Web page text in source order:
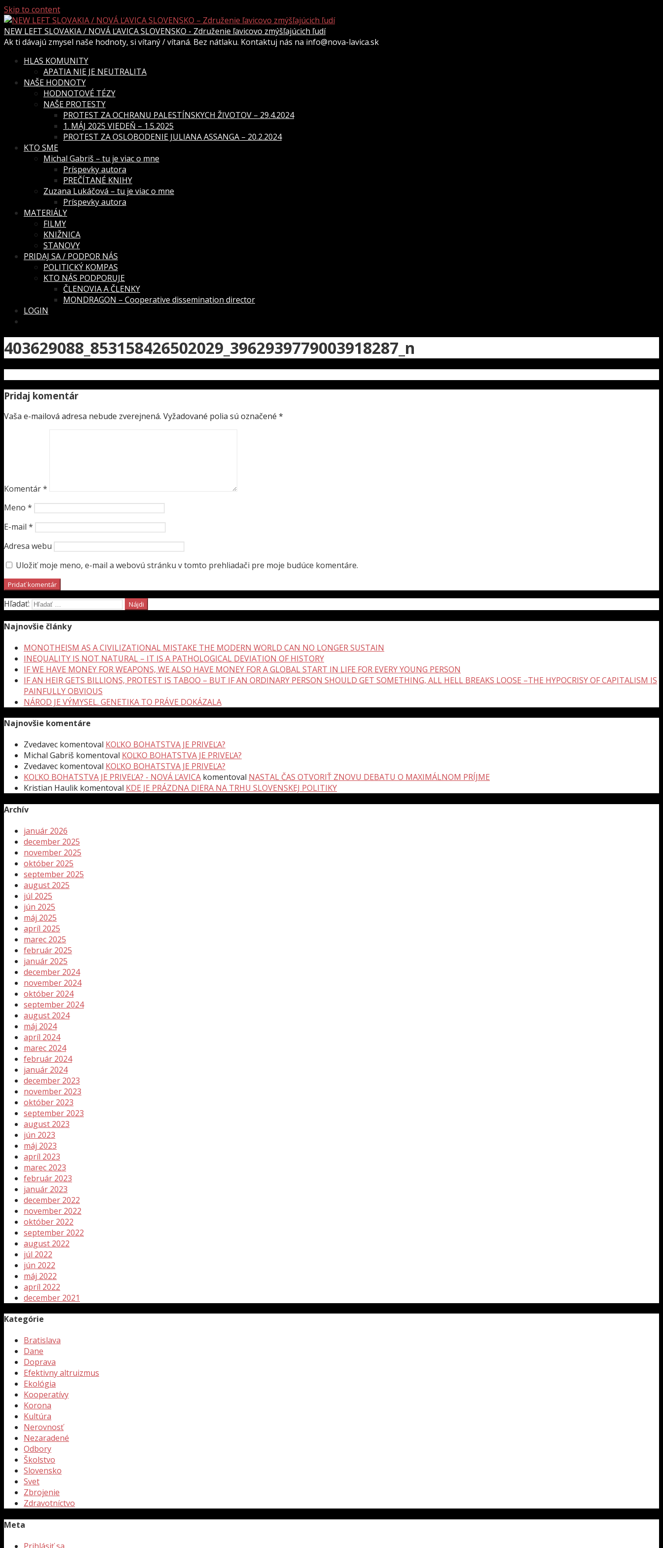
Skip to content
NEW LEFT SLOVAKIA / NOVÁ ĽAVICA SLOVENSKO - Združenie ľavicovo zmýšľajúcich ľudí
Ak ti dávajú zmysel naše hodnoty, si vítaný / vítaná. Bez nátlaku. Kontaktuj nás na info@nova-lavica.sk
HLAS KOMUNITY
APATIA NIE JE NEUTRALITA
NAŠE HODNOTY
HODNOTOVÉ TÉZY
NAŠE PROTESTY
PROTEST ZA OCHRANU PALESTÍNSKYCH ŽIVOTOV – 29.4.2024
1. MÁJ 2025 VIEDEŇ – 1.5.2025
PROTEST ZA OSLOBODENIE JULIANA ASSANGA – 20.2.2024
KTO SME
Michal Gabriš – tu je viac o mne
Príspevky autora
PREČÍTANÉ KNIHY
Zuzana Lukáčová – tu je viac o mne
Príspevky autora
MATERIÁLY
FILMY
KNIŽNICA
STANOVY
PRIDAJ SA / PODPOR NÁS
POLITICKÝ KOMPAS
KTO NÁS PODPORUJE
ČLENOVIA A ČLENKY
MONDRAGON – Cooperative dissemination director
LOGIN
403629088_853158426502029_3962939779003918287_n
Pridaj komentár
Vaša e-mailová adresa nebude zverejnená. Vyžadované polia sú označené *
Komentár*
Meno *
E-mail *
Adresa webu
Uložiť moje meno, e-mail a webovú stránku v tomto prehliadači pre moje budúce komentáre.
Hľadať:
Najnovšie články
MONOTHEISM AS A CIVILIZATIONAL MISTAKE THE MODERN WORLD CAN NO LONGER SUSTAIN
INEQUALITY IS NOT NATURAL – IT IS A PATHOLOGICAL DEVIATION OF HISTORY
IF WE HAVE MONEY FOR WEAPONS, WE ALSO HAVE MONEY FOR A GLOBAL START IN LIFE FOR EVERY YOUNG PERSON
IF AN HEIR GETS BILLIONS, PROTEST IS TABOO – BUT IF AN ORDINARY PERSON SHOULD GET SOMETHING, ALL HELL BREAKS LOOSE –THE HYPOCRISY OF CAPITALISM IS
PAINFULLY OBVIOUS
NÁROD JE VÝMYSEL. GENETIKA TO PRÁVE DOKÁZALA
Najnovšie komentáre
Zvedavec komentoval KOĽKO BOHATSTVA JE PRIVEĽA?
Michal Gabriš komentoval KOĽKO BOHATSTVA JE PRIVEĽA?
Zvedavec komentoval KOĽKO BOHATSTVA JE PRIVEĽA?
KOĽKO BOHATSTVA JE PRIVEĽA? - NOVÁ ĽAVICA komentoval NASTAL ČAS OTVORIŤ ZNOVU DEBATU O MAXIMÁLNOM PRÍJME
Kristian Haulik komentoval KDE JE PRÁZDNA DIERA NA TRHU SLOVENSKEJ POLITIKY
Archív
január 2026
december 2025
november 2025
október 2025
september 2025
august 2025
júl 2025
jún 2025
máj 2025
apríl 2025
marec 2025
február 2025
január 2025
december 2024
november 2024
október 2024
september 2024
august 2024
máj 2024
apríl 2024
marec 2024
február 2024
január 2024
december 2023
november 2023
október 2023
september 2023
august 2023
jún 2023
máj 2023
apríl 2023
marec 2023
február 2023
január 2023
december 2022
november 2022
október 2022
september 2022
august 2022
júl 2022
jún 2022
máj 2022
apríl 2022
december 2021
Kategórie
Bratislava
Dane
Doprava
Efektivny altruizmus
Ekológia
Kooperatívy
Korona
Kultúra
Nerovnosť
Nezaradené
Odbory
Školstvo
Slovensko
Svet
Zbrojenie
Zdravotníctvo
Meta